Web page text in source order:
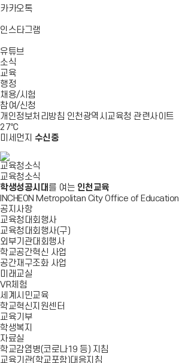
가
카카오톡바
가
인스타그램
유튜브
소식
교육
행정
채용/시험
참여/신청
개인정보처리방침 인천광역시교육청 관련사이트
27℃
미세먼지 수신중
교육청소식
교육청소식
학생성공시대 를 여는 인천교육
INCHEON Metropolitan City Office of Education
공지사항
교육청대회행사
교육청대회행사(구)
외부기관대회행사
학교공간혁신 사업
공간재구조화 사업
미래교실
VR체험
세계시민교육
학교혁신지원센터
교육기부
학생복지
자료실
학교감염병(코로나19 등) 지침
교육기관(학교포함)대응지침